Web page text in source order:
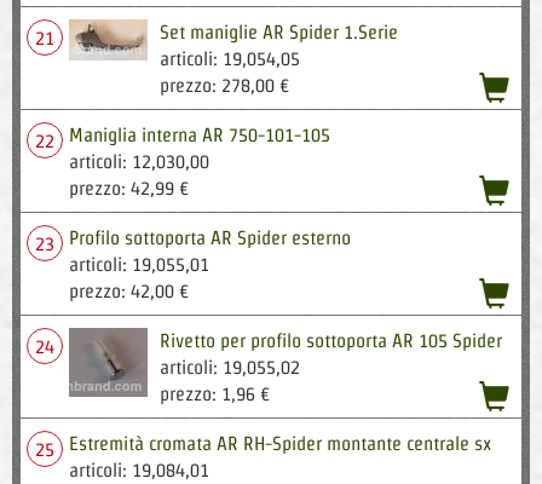
21
Set maniglie AR Spider 1.Serie
articoli: 19,054,05
prezzo: 278,00 €
22
Maniglia interna AR 750-101-105
articoli: 12,030,00
prezzo: 42,99 €
23
Profilo sottoporta AR Spider esterno
articoli: 19,055,01
prezzo: 42,00 €
24
Rivetto per profilo sottoporta AR 105 Spider
articoli: 19,055,02
prezzo: 1,96 €
25
Estremità cromata AR RH-Spider montante centrale sx
articoli: 19,084,01